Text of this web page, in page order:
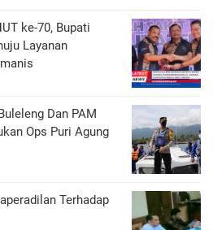
ke-70, Bupati
Layanan
Dan PAM
Ops Puri Agung
Terhadap